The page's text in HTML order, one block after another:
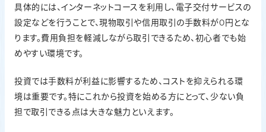
具体的には、インターネットコースを利用し、電子交付サービスの
設定などを行うことで、現物取引や信用取引の手数料が0円とな
ります。費用負担を軽減しながら取引できるため、初心者でも始
めやすい環境です。
投資では手数料が利益に影響するため、コストを抑えられる環
境は重要です。特にこれから投資を始める方にとって、少ない負
担で取引できる点は大きな魅力といえます。